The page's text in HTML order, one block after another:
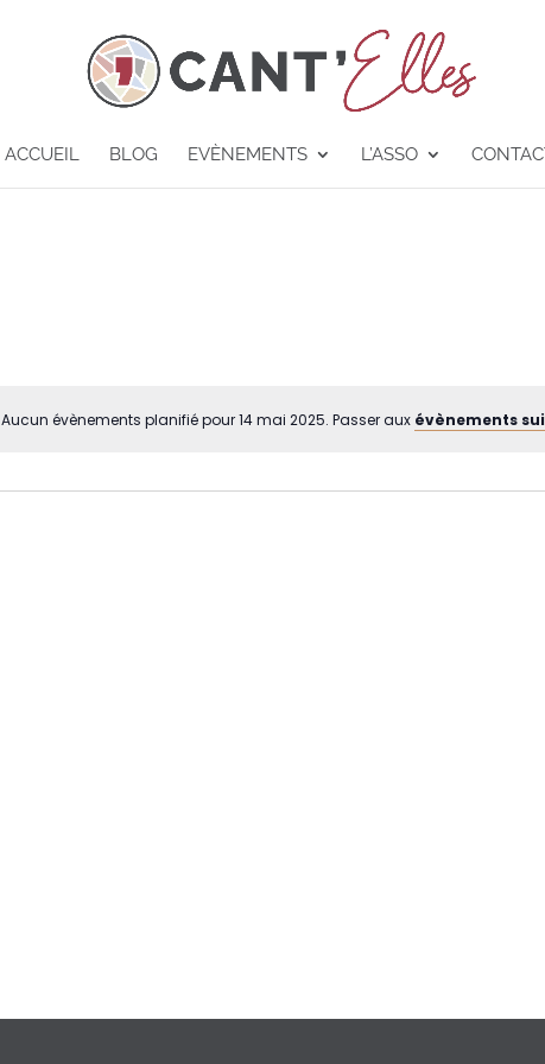
ACCUEIL BLOG EVÈNEMENTS L’ASSO
Aucun évènements planifié pour 14 mai 2025. Passer aux évènements